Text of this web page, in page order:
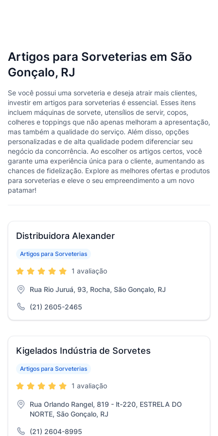
Artigos para Sorveterias em São
Gonçalo, RJ
Se você possui uma sorveteria e deseja atrair mais clientes,
investir em artigos para sorveterias é essencial. Esses itens
incluem máquinas de sorvete, utensílios de servir, copos,
colheres e toppings que não apenas melhoram a apresentação,
mas também a qualidade do serviço. Além disso, opções
personalizadas e de alta qualidade podem diferenciar seu
negócio da concorrência. Ao escolher os artigos certos, você
garante uma experiência única para o cliente, aumentando as
chances de fidelização. Explore as melhores ofertas e produtos
para sorveterias e eleve o seu empreendimento a um novo
patamar!
Distribuidora Alexander
Artigos para Sorveterias
1 avaliação
Rua Rio Juruá, 93, Rocha, São Gonçalo, RJ
(21) 2605-2465
Kigelados Indústria de Sorvetes
Artigos para Sorveterias
1 avaliação
Rua Orlando Rangel, 819 - lt-220, ESTRELA DO
NORTE, São Gonçalo, RJ
(21) 2604-8995